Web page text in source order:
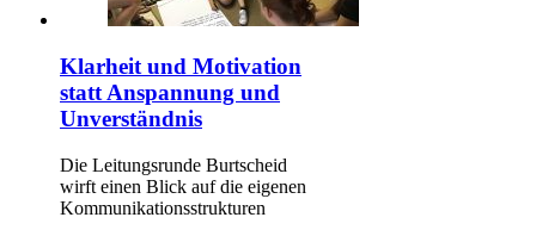
Klarheit und Motivation
statt Anspannung und
Unverständnis
Die Leitungsrunde Burtscheid
wirft einen Blick auf die eigenen
Kommunikationsstrukturen